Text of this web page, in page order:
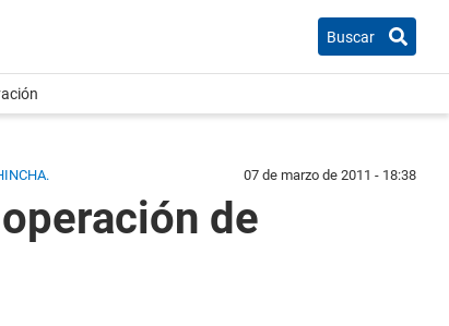
Buscar
07 de marzo de 2011 - 18:38
de